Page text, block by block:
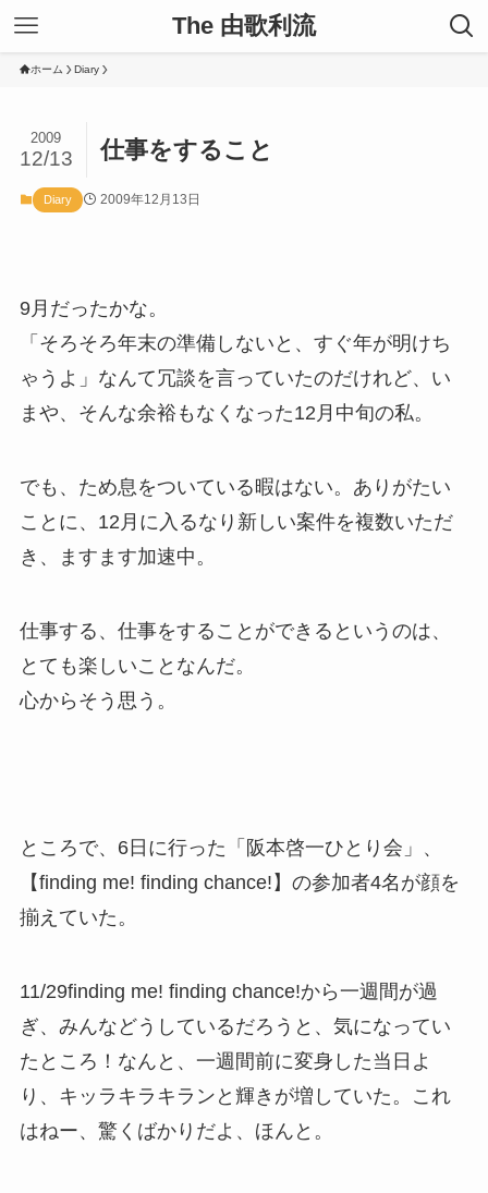
The 由歌利流
ホーム Diary
仕事をすること
2009
12/13
Diary 2009年12月13日
9月だったかな。
「そろそろ年末の準備しないと、すぐ年が明けち
ゃうよ」なんて冗談を言っていたのだけれど、い
まや、そんな余裕もなくなった12月中旬の私。
でも、ため息をついている暇はない。ありがたい
ことに、12月に入るなり新しい案件を複数いただ
き、ますます加速中。
仕事する、仕事をすることができるというのは、
とても楽しいことなんだ。
心からそう思う。
ところで、6日に行った「阪本啓一ひとり会」、
【finding me! finding chance!】の参加者4名が顔を
揃えていた。
11/29finding me! finding chance!から一週間が過
ぎ、みんなどうしているだろうと、気になってい
たところ！なんと、一週間前に変身した当日よ
り、キッラキラキランと輝きが増していた。これ
はねー、驚くばかりだよ、ほんと。